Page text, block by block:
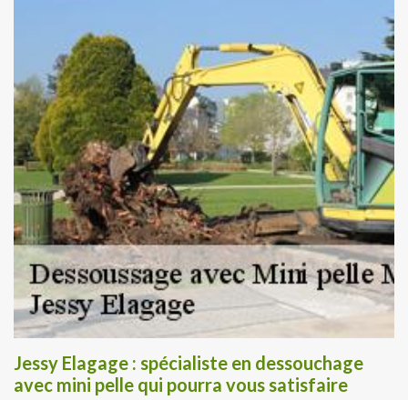
Jessy Elagage : spécialiste en dessouchage
avec mini pelle qui pourra vous satisfaire